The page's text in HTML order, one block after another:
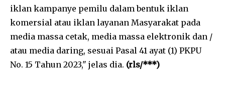
iklan kampanye pemilu dalam bentuk iklan
komersial atau iklan layanan Masyarakat pada
media massa cetak, media massa elektronik dan /
atau media daring, sesuai Pasal 41 ayat (1) PKPU
No. 15 Tahun 2023," jelas dia. (rls/***)